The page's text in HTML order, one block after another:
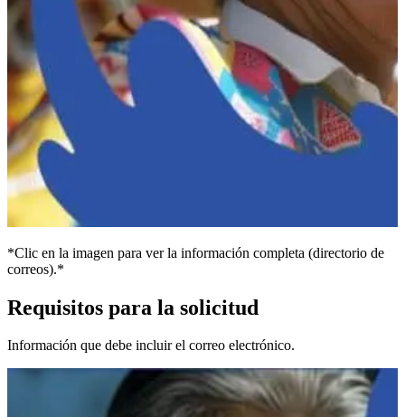
*Clic en la imagen para ver la información completa (directorio de
correos).*
Requisitos para la solicitud
Información que debe incluir el correo electrónico.